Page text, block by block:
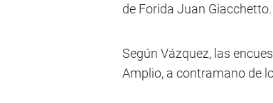
de Forida Juan Giacchetto.
Según Vázquez, las
Amplio, a contramano de